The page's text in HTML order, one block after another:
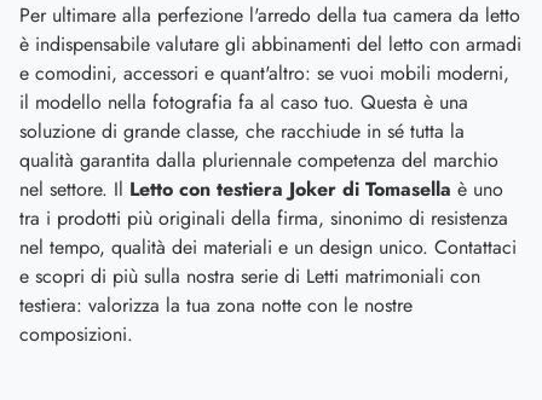
Per ultimare alla perfezione l'arredo della tua camera da letto
è indispensabile valutare gli abbinamenti del letto con armadi
e comodini, accessori e quant'altro: se vuoi mobili moderni,
il modello nella fotografia fa al caso tuo. Questa è una
soluzione di grande classe, che racchiude in sé tutta la
qualità garantita dalla pluriennale competenza del marchio
nel settore. Il Letto con testiera Joker di Tomasella è uno
tra i prodotti più originali della firma, sinonimo di resistenza
nel tempo, qualità dei materiali e un design unico. Contattaci
e scopri di più sulla nostra serie di Letti matrimoniali con
testiera: valorizza la tua zona notte con le nostre
composizioni.